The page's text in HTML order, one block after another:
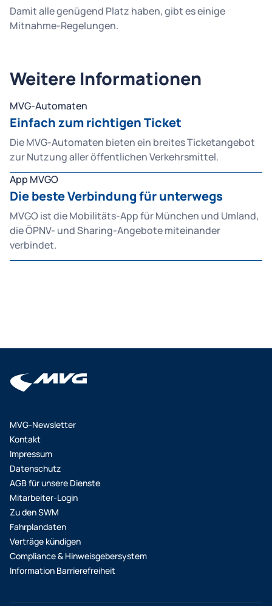
Damit alle genügend Platz haben, gibt es einige
Mitnahme-Regelungen.
Weitere Informationen
MVG-Automaten
Einfach zum richtigen Ticket
Die MVG-Automaten bieten ein breites Ticketangebot
zur Nutzung aller öffentlichen Verkehrsmittel.
App MVGO
Die beste Verbindung für unterwegs
MVGO ist die Mobilitäts-App für München und Umland,
die ÖPNV- und Sharing-Angebote miteinander
verbindet.
MVG-Newsletter
Kontakt
Impressum
Datenschutz
AGB für unsere Dienste
Mitarbeiter-Login
Zu den SWM
Fahrplandaten
Verträge kündigen
Compliance & Hinweisgebersystem
Information Barrierefreiheit